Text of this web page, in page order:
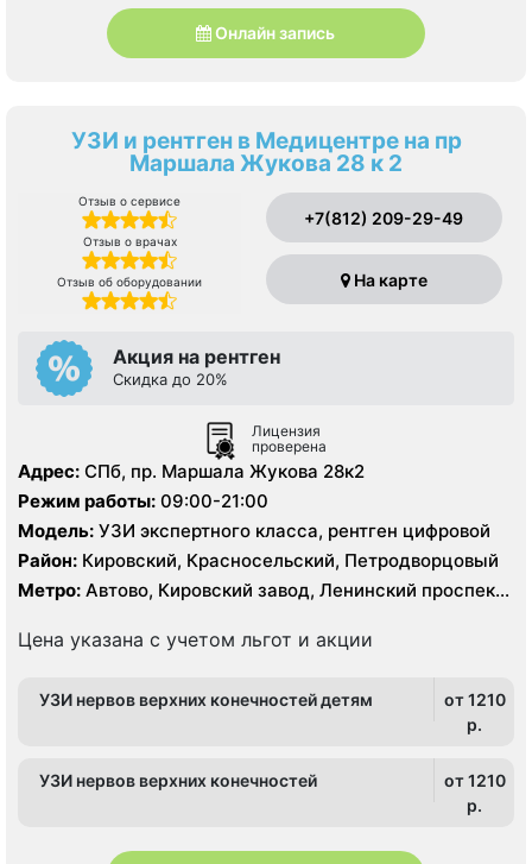
Онлайн запись
УЗИ и рентген в Медицентре на пр
Маршала Жукова 28 к 2
Отзыв о сервисе
Отзыв о врачах
Отзыв об оборудовании
+7(812) 209-29-49
На карте
Акция на рентген
Скидка до 20%
Лицензия
проверена
Адрес: СПб, пр. Маршала Жукова 28к2
Режим работы: 09:00-21:00
Модель: УЗИ экспертного класса, рентген цифровой
Район: Кировский, Красносельский, Петродворцовый
Метро: Автово, Кировский завод, Ленинский проспект,
Цена указана с учетом льгот и акции
УЗИ нервов верхних конечностей детям
от 1210
p.
УЗИ нервов верхних конечностей
от 1210
p.